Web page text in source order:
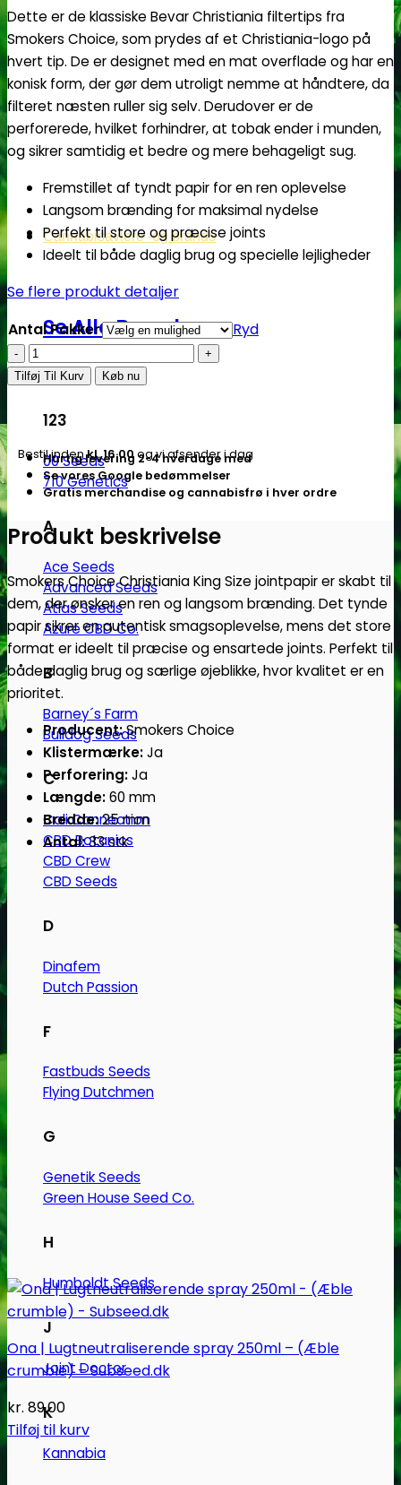
Cannabisavlere -og brands
Se Alle Brands
123
00 Seeds
710 Genetics
A
Ace Seeds
Advanced Seeds
Atlas Seeds
Azure CBD Co.
B
Barney´s Farm
Bulldog Seeds
C
Cali Connection
CBD Botanics
CBD Crew
CBD Seeds
D
Dinafem
Dutch Passion
F
Fastbuds Seeds
Flying Dutchmen
G
Genetik Seeds
Green House Seed Co.
H
Humboldt Seeds
J
Joint Doctor
K
Kannabia
Dette er de klassiske Bevar Christiania filtertips fra
Smokers Choice, som prydes af et Christiania-logo på
hvert tip. De er designet med en mat overflade og har en
konisk form, der gør dem utroligt nemme at håndtere, da
filteret næsten ruller sig selv. Derudover er de
perforerede, hvilket forhindrer, at tobak ender i munden,
og sikrer samtidig et bedre og mere behageligt sug.
Fremstillet af tyndt papir for en ren oplevelse
Langsom brænding for maksimal nydelse
Perfekt til store og præcise joints
Ideelt til både daglig brug og specielle lejligheder
Se flere produkt detaljer
Antal Pakker
Ryd
Smokers
Choice
Christiania
Size
antal
Tilføj Til Kurv Køb nu
Bestil indenkl. 16.00og vi afsender i dag
Hurtig levering 2-4 hverdage med
Se vores Google bedømmelser
Gratis merchandise og cannabisfrø i hver ordre
Produkt beskrivelse
Smokers Choice Christiania King Size jointpapir er skabt til
dem, der ønsker en ren og langsom brænding. Det tynde
papir sikrer en autentisk smagsoplevelse, mens det store
format er ideelt til præcise og ensartede joints. Perfekt til
både daglig brug og særlige øjeblikke, hvor kvalitet er en
prioritet.
Producent:Smokers Choice
Klistermærke:Ja
Perforering:Ja
Længde:60 mm
Bredde:25 mm
Antal:33 stk
Ona | Lugtneutraliserende spray 250ml – (Æble
crumble) – Subseed.dk
kr. 89.00
Tilføj til kurv